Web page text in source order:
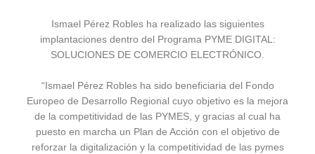
Ismael Pérez Robles ha realizado las siguientes
implantaciones dentro del Programa PYME DIGITAL:
SOLUCIONES DE COMERCIO ELECTRÓNICO.
“Ismael Pérez Robles ha sido beneficiaria del Fondo
Europeo de Desarrollo Regional cuyo objetivo es la mejora
de la competitividad de las PYMES, y gracias al cual ha
puesto en marcha un Plan de Acción con el objetivo de
reforzar la digitalización y la competitividad de las pymes